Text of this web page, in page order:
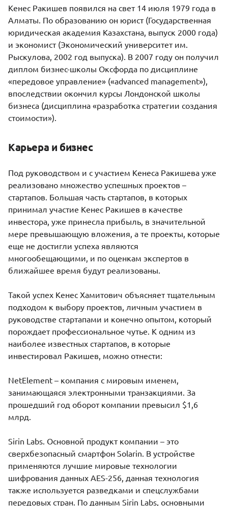
Кенес Ракишев появился на свет 14 июля 1979 года в
Алматы. По образованию он юрист (Государственная
юридическая академия Казахстана, выпуск 2000 года)
и экономист (Экономический университет им.
Рыскулова, 2002 год выпуска). В 2007 году он получил
диплом бизнес-школы Оксфорда по дисциплине
«передовое управление» («advanced management»),
впоследствии окончил курсы Лондонской школы
бизнеса (дисциплина «разработка стратегии создания
стоимости»).
Карьера и бизнес
Под руководством и с участием Кенеса Ракишева уже
реализовано множество успешных проектов –
стартапов. Большая часть стартапов, в которых
принимал участие Кенес Ракишев в качестве
инвестора, уже принесла прибыль, в значительной
мере превышающую вложения, а те проекты, которые
еще не достигли успеха являются
многообещающими, и по оценкам экспертов в
ближайшее время будут реализованы.
Такой успех Кенес Хамитович объясняет тщательным
подходом к выбору проектов, личным участием в
руководстве стартапами и конечно опытом, который
порождает профессиональное чутье. К одним из
наиболее известных стартапов, в которые
инвестировал Ракишев, можно отнести:
NetElement – компания с мировым именем,
занимающаяся электронными транзакциями. За
прошедший год оборот компании превысил $1,6
млрд.
Sirin Labs. Основной продукт компании – это
сверхбезопасный смартфон Solarin. В устройстве
применяются лучшие мировые технологии
шифрования данных AES-256, данная технология
также используется разведками и спецслужбами
передовых стран. По данным Sirin Labs, основными